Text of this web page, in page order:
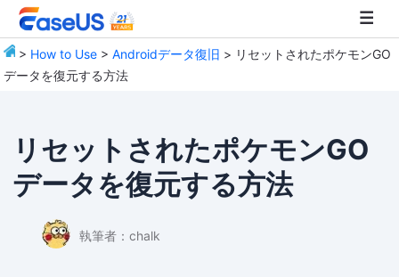
> How to Use >Androidデータ復旧 > リセットされたポケモンGO
データを復元する方法
リセットされたポケモンGO
データを復元する方法
執筆者： chalk